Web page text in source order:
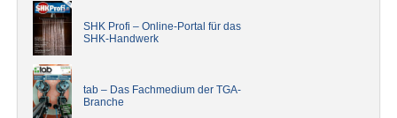
SHK Profi – Online-Portal für das
SHK-Handwerk
tab – Das Fachmedium der TGA-
Branche